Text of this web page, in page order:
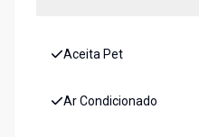
Aceita Pet
Ar Condicionado